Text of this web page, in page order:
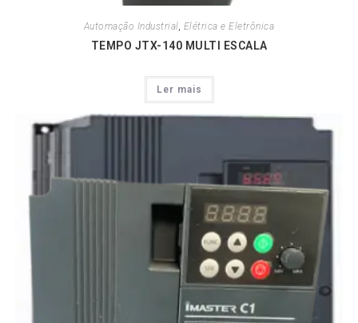
Automação Industrial, Elétrica e Eletrônica
TEMPO JTX-140 MULTI ESCALA
Ler mais